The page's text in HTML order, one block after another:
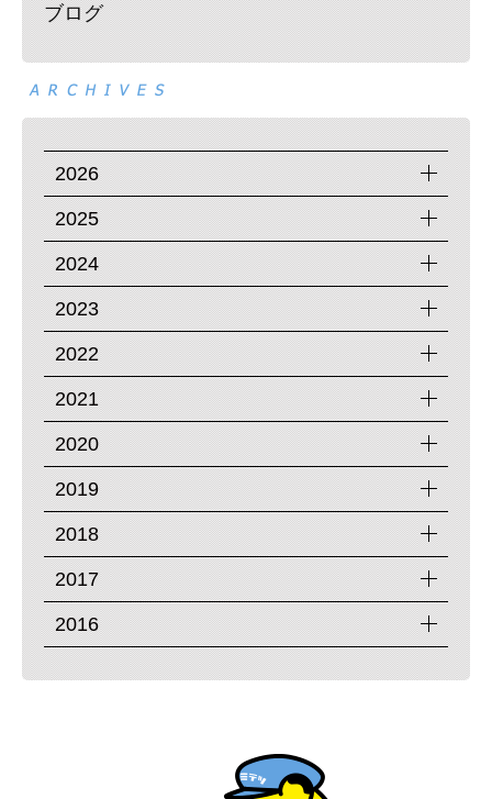
ブログ
2026
2025
2024
2023
2022
2021
2020
2019
2018
2017
2016